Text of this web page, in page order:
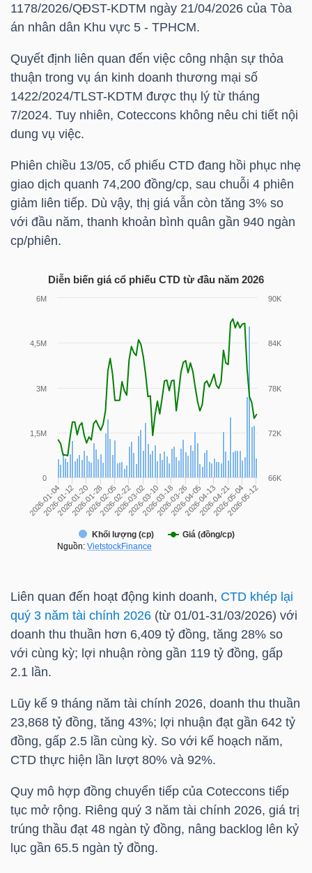
1178/2026/QĐST-KDTM ngày 21/04/2026 của Tòa
án nhân dân Khu vực 5 - TPHCM.
Quyết định liên quan đến việc công nhận sự thỏa
thuận trong vụ án kinh doanh thương mại số
1422/2024/TLST-KDTM được thụ lý từ tháng
7/2024. Tuy nhiên, Coteccons không nêu chi tiết nội
dung vụ việc.
Phiên chiều 13/05, cổ phiếu CTD đang hồi phục nhẹ
giao dịch quanh 74,200 đồng/cp, sau chuỗi 4 phiên
giảm liên tiếp. Dù vậy, thị giá vẫn còn tăng 3% so
với đầu năm, thanh khoản bình quân gần 940 ngàn
cp/phiên.
Diễn biến giá cổ phiếu CTD từ đầu năm 2026
Liên quan đến hoạt động kinh doanh, CTD khép lại
quý 3 năm tài chính 2026 (từ 01/01-31/03/2026) với
doanh thu thuần hơn 6,409 tỷ đồng, tăng 28% so
với cùng kỳ; lợi nhuận ròng gần 119 tỷ đồng, gấp
2.1 lần.
Lũy kế 9 tháng năm tài chính 2026, doanh thu thuần
23,868 tỷ đồng, tăng 43%; lợi nhuận đạt gần 642 tỷ
đồng, gấp 2.5 lần cùng kỳ. So với kế hoạch năm,
CTD thực hiện lần lượt 80% và 92%.
Quy mô hợp đồng chuyển tiếp của Coteccons tiếp
tục mở rộng. Riêng quý 3 năm tài chính 2026, giá trị
trúng thầu đạt 48 ngàn tỷ đồng, nâng backlog lên kỷ
lục gần 65.5 ngàn tỷ đồng.
PHIẾU
CÔNG
CỤ
ĐẦU
TƯ
TRUY
XUẤT
DỮ
Ngành
VS-
LƯỢNG
LIỆU
CÔNG
NGHIỆP
TIÊU
KHÔNG